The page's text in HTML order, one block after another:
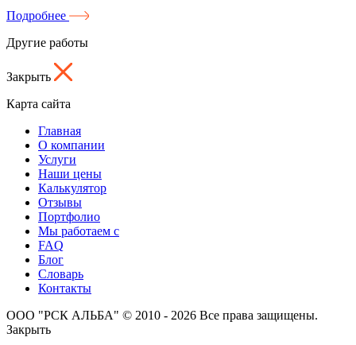
Подробнее
Другие работы
Закрыть
Карта сайта
Главная
О компании
Услуги
Наши цены
Калькулятор
Отзывы
Портфолио
Мы работаем с
FAQ
Блог
Словарь
Контакты
ООО "РСК АЛЬБА" © 2010 - 2026 Все права защищены.
Закрыть